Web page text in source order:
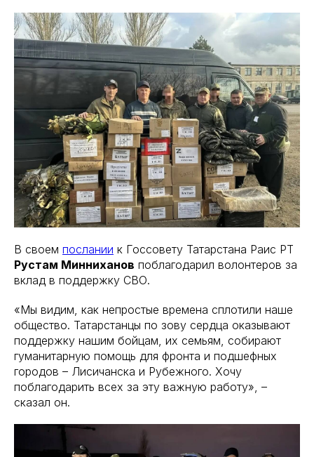
В своем послании к Госсовету Татарстана Раис РТ
Рустам Минниханов поблагодарил волонтеров за
вклад в поддержку СВО.
«Мы видим, как непростые времена сплотили наше
общество. Татарстанцы по зову сердца оказывают
поддержку нашим бойцам, их семьям, собирают
гуманитарную помощь для фронта и подшефных
городов – Лисичанска и Рубежного. Хочу
поблагодарить всех за эту важную работу», –
сказал он.